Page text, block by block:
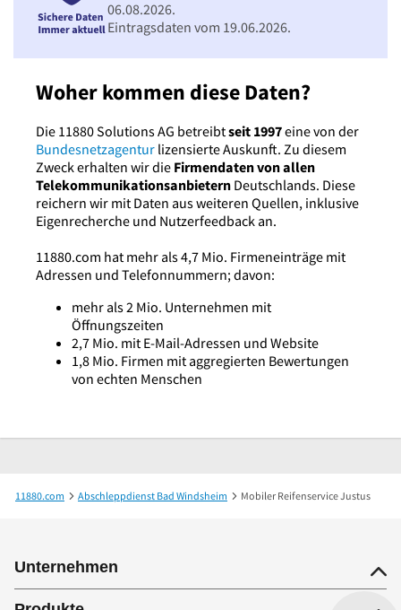
Woher kommen diese Daten?
Die 11880 Solutions AG betreibtseit 1997eine von der
Bundesnetzagentur lizensierte Auskunft. Zu diesem
Zweck erhalten wir die Firmendaten von allen
Telekommunikationsanbietern Deutschlands. Diese
reichern wir mit Daten aus weiteren Quellen, inklusive
Eigenrecherche und Nutzerfeedback an.
11880.com hat mehr als 4,7 Mio. Firmeneinträge mit
Adressen und Telefonnummern; davon:
mehr als 2 Mio. Unternehmen mit
Öffnungszeiten
2,7 Mio. mit E-Mail-Adressen und Website
1,8 Mio. Firmen mit aggregierten Bewertungen
von echten Menschen
06.08.2026.
Eintragsdaten vom 19.06.2026.
11880.com Abschleppdienst Bad Windsheim Mobiler Reifenservice Justus
Unternehmen